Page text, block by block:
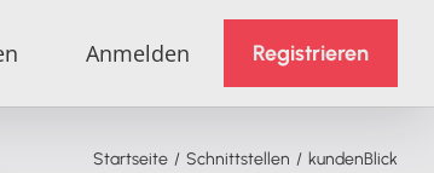
Anmelden Registrieren
Startseite Schnittstellen kundenBlick